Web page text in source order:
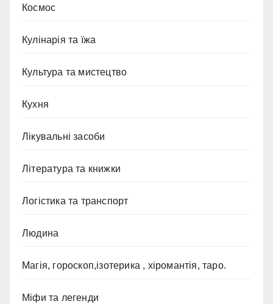
Космос
Кулінарія та їжа
Культура та мистецтво
Кухня
Лікувальні засоби
Література та книжки
Логістика та транспорт
Людина
Магія, гороскоп,ізотерика , хіромантія, таро.
Міфи та легенди